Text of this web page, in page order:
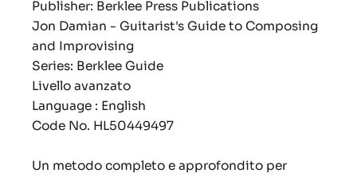
Publisher: Berklee Press Publications
Jon Damian - Guitarist's Guide to Composing
and Improvising
Series: Berklee Guide
Livello avanzato
Language : English
Code No. HL50449497
Un metodo completo e approfondito per